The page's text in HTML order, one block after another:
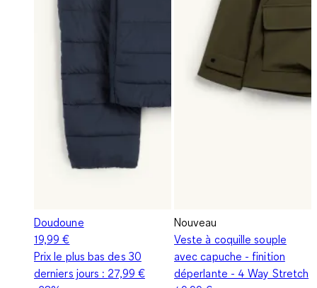
Doudoune
19,99 €
Prix le plus bas des 30
derniers jours : 27,99 €
Nouveau
Veste à coquille souple
avec capuche - finition
déperlante - 4 Way Stretch